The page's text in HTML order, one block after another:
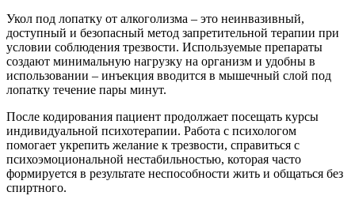
Укол под лопатку от алкоголизма – это неинвазивный,
доступный и безопасный метод запретительной терапии при
условии соблюдения трезвости. Используемые препараты
создают минимальную нагрузку на организм и удобны в
использовании – инъекция вводится в мышечный слой под
лопатку течение пары минут.
После кодирования пациент продолжает посещать курсы
индивидуальной психотерапии. Работа с психологом
помогает укрепить желание к трезвости, справиться с
психоэмоциональной нестабильностью, которая часто
формируется в результате неспособности жить и общаться без
спиртного.